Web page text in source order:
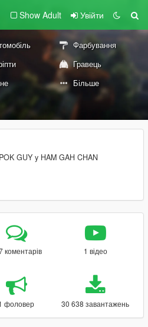
Show Adult Увійти
Фарбування
Гравець
Більше
GUY y HAM GAH CHAN
коментарів 1 відео
фоловер 30 638 завантажень